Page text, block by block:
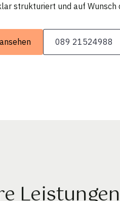
strukturiert und auf
089 21524988